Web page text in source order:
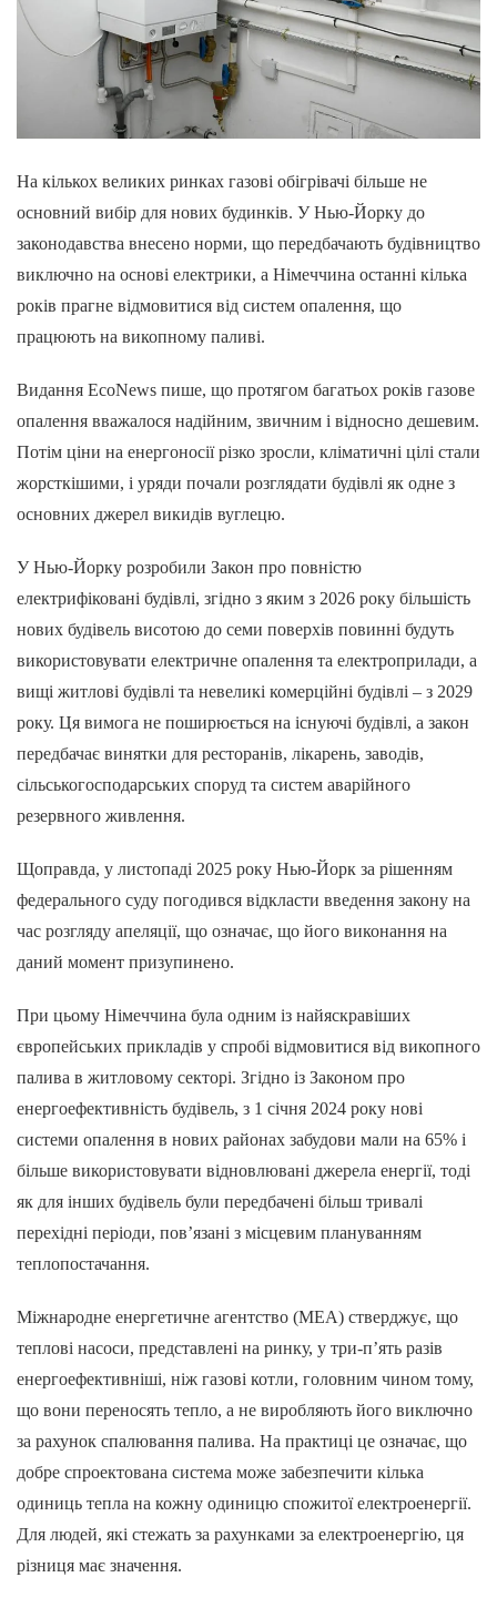
На кількох великих ринках газові обігрівачі більше не
основний вибір для нових будинків. У Нью-Йорку до
законодавства внесено норми, що передбачають будівництво
виключно на основі електрики, а Німеччина останні кілька
років прагне відмовитися від систем опалення, що
працюють на викопному паливі.
Видання EcoNews пише, що протягом багатьох років газове
опалення вважалося надійним, звичним і відносно дешевим.
Потім ціни на енергоносії різко зросли, кліматичні цілі стали
жорсткішими, і уряди почали розглядати будівлі як одне з
основних джерел викидів вуглецю.
У Нью-Йорку розробили Закон про повністю
електрифіковані будівлі, згідно з яким з 2026 року більшість
нових будівель висотою до семи поверхів повинні будуть
використовувати електричне опалення та електроприлади, а
вищі житлові будівлі та невеликі комерційні будівлі – з 2029
року. Ця вимога не поширюється на існуючі будівлі, а закон
передбачає винятки для ресторанів, лікарень, заводів,
сільськогосподарських споруд та систем аварійного
резервного живлення.
Щоправда, у листопаді 2025 року Нью-Йорк за рішенням
федерального суду погодився відкласти введення закону на
час розгляду апеляції, що означає, що його виконання на
даний момент призупинено.
При цьому Німеччина була одним із найяскравіших
європейських прикладів у спробі відмовитися від викопного
палива в житловому секторі. Згідно із Законом про
енергоефективність будівель, з 1 січня 2024 року нові
системи опалення в нових районах забудови мали на 65% і
більше використовувати відновлювані джерела енергії, тоді
як для інших будівель були передбачені більш тривалі
перехідні періоди, пов’язані з місцевим плануванням
теплопостачання.
Міжнародне енергетичне агентство (МЕА) стверджує, що
теплові насоси, представлені на ринку, у три-п’ять разів
енергоефективніші, ніж газові котли, головним чином тому,
що вони переносять тепло, а не виробляють його виключно
за рахунок спалювання палива. На практиці це означає, що
добре спроектована система може забезпечити кілька
одиниць тепла на кожну одиницю спожитої електроенергії.
Для людей, які стежать за рахунками за електроенергію, ця
різниця має значення.